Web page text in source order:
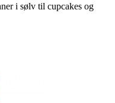
i sølv til cupcakes og